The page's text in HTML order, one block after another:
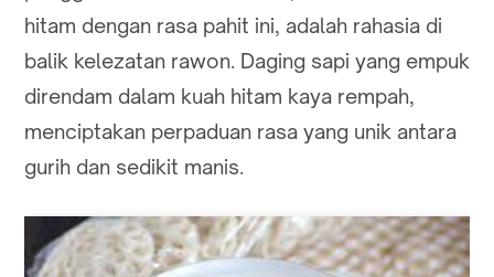
hitam dengan rasa pahit ini, adalah rahasia di
balik kelezatan rawon. Daging sapi yang empuk
direndam dalam kuah hitam kaya rempah,
menciptakan perpaduan rasa yang unik antara
gurih dan sedikit manis.